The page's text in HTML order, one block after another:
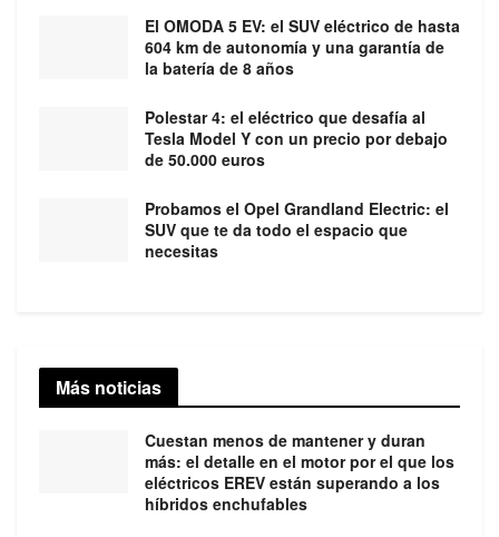
El OMODA 5 EV: el SUV eléctrico de hasta
604 km de autonomía y una garantía de
la batería de 8 años
Polestar 4: el eléctrico que desafía al
Tesla Model Y con un precio por debajo
de 50.000 euros
Probamos el Opel Grandland Electric: el
SUV que te da todo el espacio que
necesitas
Más noticias
Cuestan menos de mantener y duran
más: el detalle en el motor por el que los
eléctricos EREV están superando a los
híbridos enchufables